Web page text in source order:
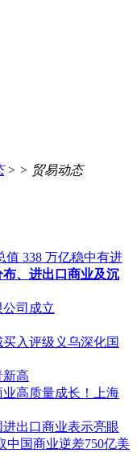
> > 贸易动态
值 338 万亿稳中有进
、进出口商业及沉
司成立
入评级义乌深化国
新高
高质量成长！上海
出口商业表示亮眼
中国商业逆差750亿美